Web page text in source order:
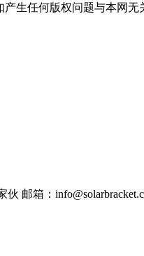
生任何版权问题与本网无
邮箱：